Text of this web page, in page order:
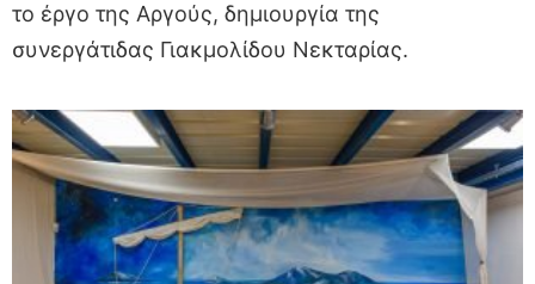
το έργο της Αργούς, δημιουργία της
συνεργάτιδας Γιακμολίδου Νεκταρίας.